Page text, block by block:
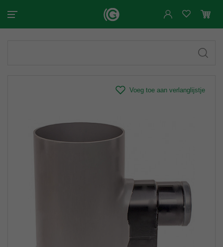
Voeg toe aan verlanglijstje